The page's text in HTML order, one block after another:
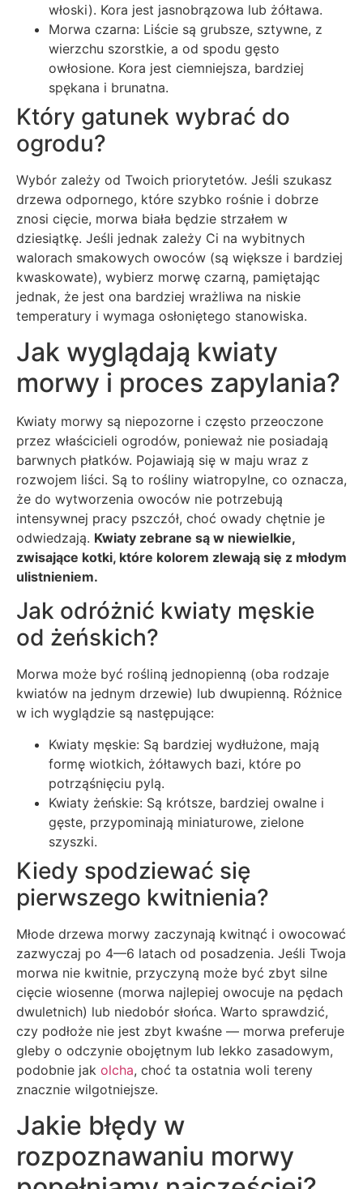
włoski). Kora jest jasnobrązowa lub żółtawa.
Morwa czarna: Liście są grubsze, sztywne, z
wierzchu szorstkie, a od spodu gęsto
owłosione. Kora jest ciemniejsza, bardziej
spękana i brunatna.
Który gatunek wybrać do
ogrodu?
Wybór zależy od Twoich priorytetów. Jeśli szukasz
drzewa odpornego, które szybko rośnie i dobrze
znosi cięcie, morwa biała będzie strzałem w
dziesiątkę. Jeśli jednak zależy Ci na wybitnych
walorach smakowych owoców (są większe i bardziej
kwaskowate), wybierz morwę czarną, pamiętając
jednak, że jest ona bardziej wrażliwa na niskie
temperatury i wymaga osłoniętego stanowiska.
Jak wyglądają kwiaty
morwy i proces zapylania?
Kwiaty morwy są niepozorne i często przeoczone
przez właścicieli ogrodów, ponieważ nie posiadają
barwnych płatków. Pojawiają się w maju wraz z
rozwojem liści. Są to rośliny wiatropylne, co oznacza,
że do wytworzenia owoców nie potrzebują
intensywnej pracy pszczół, choć owady chętnie je
odwiedzają. Kwiaty zebrane są w niewielkie,
zwisające kotki, które kolorem zlewają się z młodym
ulistnieniem.
Jak odróżnić kwiaty męskie
od żeńskich?
Morwa może być rośliną jednopienną (oba rodzaje
kwiatów na jednym drzewie) lub dwupienną. Różnice
w ich wyglądzie są następujące:
Kwiaty męskie: Są bardziej wydłużone, mają
formę wiotkich, żółtawych bazi, które po
potrząśnięciu pylą.
Kwiaty żeńskie: Są krótsze, bardziej owalne i
gęste, przypominają miniaturowe, zielone
szyszki.
Kiedy spodziewać się
pierwszego kwitnienia?
Młode drzewa morwy zaczynają kwitnąć i owocować
zazwyczaj po 4—6 latach od posadzenia. Jeśli Twoja
morwa nie kwitnie, przyczyną może być zbyt silne
cięcie wiosenne (morwa najlepiej owocuje na pędach
dwuletnich) lub niedobór słońca. Warto sprawdzić,
czy podłoże nie jest zbyt kwaśne — morwa preferuje
gleby o odczynie obojętnym lub lekko zasadowym,
podobnie jak olcha, choć ta ostatnia woli tereny
znacznie wilgotniejsze.
Jakie błędy w
rozpoznawaniu morwy